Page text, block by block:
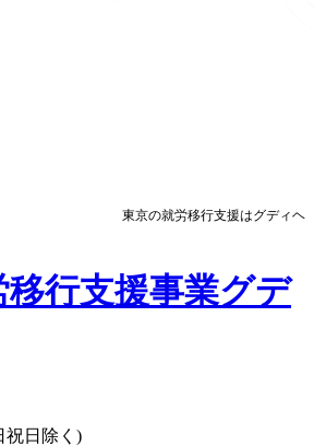
東京の就労移行支援はグディヘ
行支援事業グデ
祝日除く)